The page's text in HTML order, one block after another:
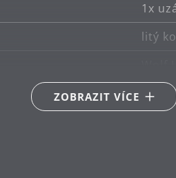
1x
litý
lze
ZOBRAZIT VÍCE